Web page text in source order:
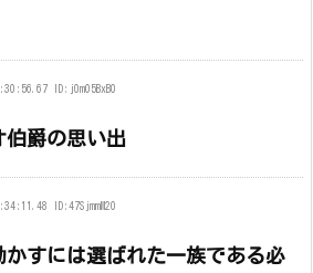
ID:j0m05BxB0
伯爵の思い出
ID:47SjmmM20
かすには選ばれた一族である必